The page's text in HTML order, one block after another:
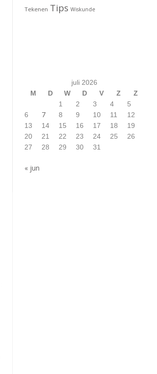
Tekenen Tips Wiskunde
juli 2026
M
D W D V Z
Z
1
2 3 4
5
6
7 8 9 10 11
12
13
14 15 16 17 18
19
20
21 22 23 24 25
26
27
28 29 30 31
« jun